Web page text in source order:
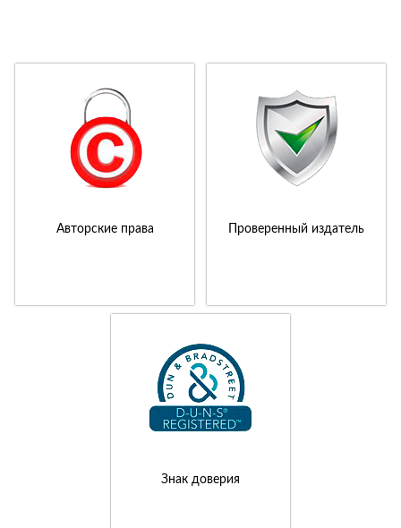
Авторские права Проверенный издатель
Знак доверия